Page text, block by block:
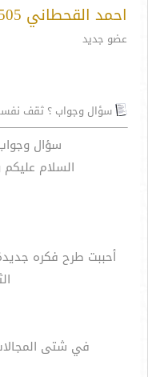
احمد القحطاني 505
عضو جديد
سؤال وجواب ؟ ثقف
سؤال
السلام عليكم
أحببت طرح فكره
في شتى